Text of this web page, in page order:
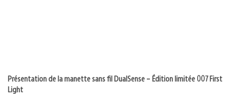
Présentation de la manette sans fil DualSense – Édition limitée 007 First
Light